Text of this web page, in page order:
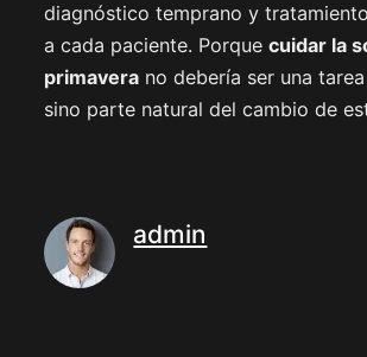
diagnóstico temprano y
a cada paciente. Porquecuidar la
primavera no debería ser una
sino parte natural del cambio de
admin